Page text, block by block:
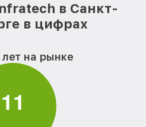
в Санкт-
в цифрах
на рынке
11